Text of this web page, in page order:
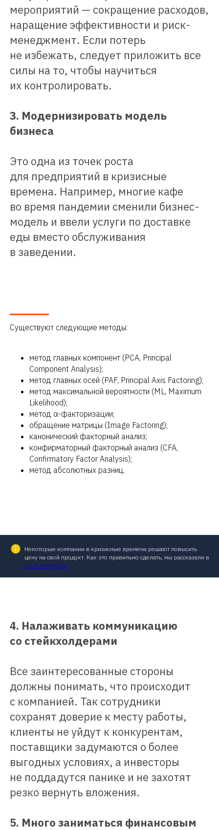
мероприятий — сокращение расходов,
наращение эффективности и риск-
менеджмент. Если потерь
не избежать, следует приложить все
силы на то, чтобы научиться
их контролировать.
3. Модернизировать модель
бизнеса
Это одна из точек роста
для предприятий в кризисные
времена. Например, многие кафе
во время пандемии сменили бизнес-
модель и ввели услуги по доставке
еды вместо обслуживания
в заведении.
Существуют следующие методы:
метод главных компонент (PCA, Principal
Component Analysis);
метод главных осей (PAF, Principal Axis Factoring);
метод максимальной вероятности (ML, Maximum
Likelihood);
метод α-факторизации;
обращение матрицы (Image Factoring);
канонический факторный анализ;
конфирматорный факторный анализ (CFA,
Confirmatory Factor Analysis);
метод абсолютных разниц.
Некоторые компании в кризисные времена решают повысить
цену на свой продукт. Как это правильно сделать, мы рассказали в
этом материале
4. Налаживать коммуникацию
со стейкхолдерами
Все заинтересованные стороны
должны понимать, что происходит
с компанией. Так сотрудники
сохранят доверие к месту работы,
клиенты не уйдут к конкурентам,
поставщики задумаются о более
выгодных условиях, а инвесторы
не поддадутся панике и не захотят
резко вернуть вложения.
5. Много заниматься финансовым